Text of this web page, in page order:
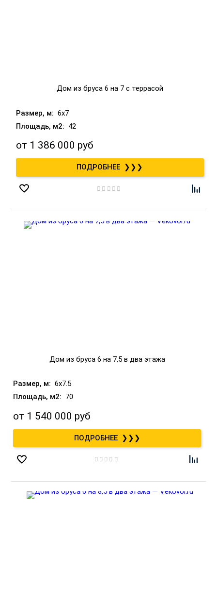
Дом из бруса 6 на 7 с террасой
6x7
42
от 1 386 000 руб
❯❯❯
Дом из бруса 6 на 7,5 в два этажа
6x7.5
70
от 1 540 000 руб
❯❯❯